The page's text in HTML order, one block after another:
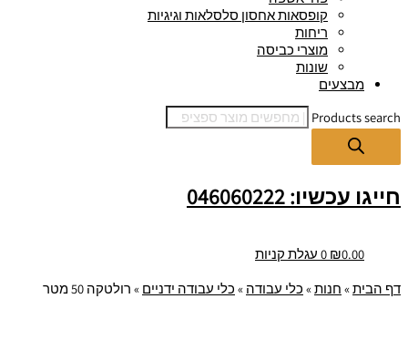
קופסאות אחסון סלסלאות וגיגיות
ריחות
מוצרי כביסה
שונות
מבצעים
Products search
חייגו עכשיו: 046060222
₪0.00
0 עגלת קניות
דף הבית» חנות» כלי עבודה » כלי עבודה ידניים » רולטקה 50 מטר